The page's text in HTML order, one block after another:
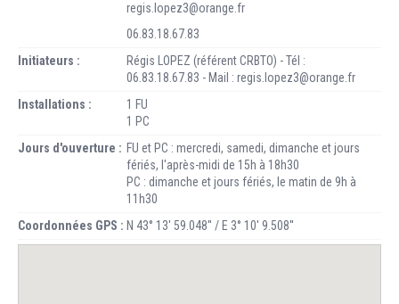
regis.lopez3@orange.fr
06.83.18.67.83
Initiateurs :
Régis LOPEZ (référent CRBTO) - Tél :
06.83.18.67.83 - Mail : regis.lopez3@orange.fr
Installations :
1 FU
1 PC
Jours d'ouverture : FU et PC : mercredi, samedi, dimanche et jours
fériés, l'après-midi de 15h à 18h30
PC : dimanche et jours fériés, le matin de 9h à
11h30
Coordonnées GPS : N 43° 13' 59.048'' / E 3° 10' 9.508''